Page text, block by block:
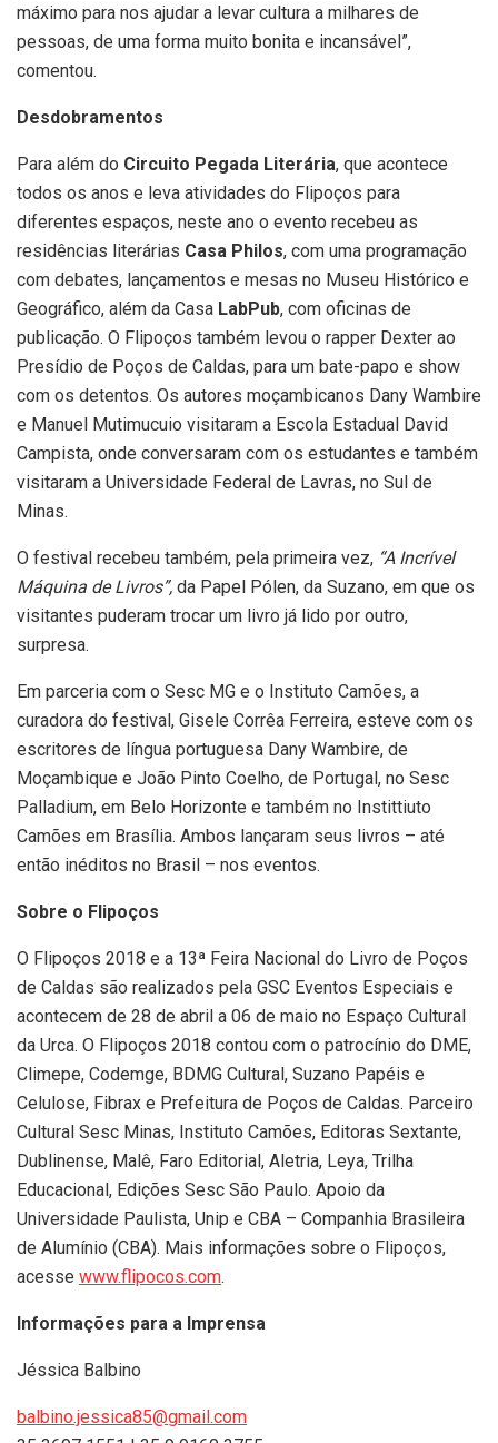
máximo para nos ajudar a levar cultura a milhares de
pessoas, de uma forma muito bonita e incansável”,
comentou.
Desdobramentos
Para além do Circuito Pegada Literária, que acontece
todos os anos e leva atividades do Flipoços para
diferentes espaços, neste ano o evento recebeu as
residências literárias Casa Philos, com uma programação
com debates, lançamentos e mesas no Museu Histórico e
Geográfico, além da Casa LabPub, com oficinas de
publicação. O Flipoços também levou o rapper Dexter ao
Presídio de Poços de Caldas, para um bate-papo e show
com os detentos. Os autores moçambicanos Dany Wambire
e Manuel Mutimucuio visitaram a Escola Estadual David
Campista, onde conversaram com os estudantes e também
visitaram a Universidade Federal de Lavras, no Sul de
Minas.
O festival recebeu também, pela primeira vez, “A Incrível
Máquina de Livros”, da Papel Pólen, da Suzano, em que os
visitantes puderam trocar um livro já lido por outro,
surpresa.
Em parceria com o Sesc MG e o Instituto Camões, a
curadora do festival, Gisele Corrêa Ferreira, esteve com os
escritores de língua portuguesa Dany Wambire, de
Moçambique e João Pinto Coelho, de Portugal, no Sesc
Palladium, em Belo Horizonte e também no Instittiuto
Camões em Brasília. Ambos lançaram seus livros – até
então inéditos no Brasil – nos eventos.
Sobre o Flipoços
O Flipoços 2018 e a 13ª Feira Nacional do Livro de Poços
de Caldas são realizados pela GSC Eventos Especiais e
acontecem de 28 de abril a 06 de maio no Espaço Cultural
da Urca. O Flipoços 2018 contou com o patrocínio do DME,
Climepe, Codemge, BDMG Cultural, Suzano Papéis e
Celulose, Fibrax e Prefeitura de Poços de Caldas. Parceiro
Cultural Sesc Minas, Instituto Camões, Editoras Sextante,
Dublinense, Malê, Faro Editorial, Aletria, Leya, Trilha
Educacional, Edições Sesc São Paulo. Apoio da
Universidade Paulista, Unip e CBA – Companhia Brasileira
de Alumínio (CBA). Mais informações sobre o Flipoços,
acesse www.flipocos.com.
Informações para a Imprensa
Jéssica Balbino
balbino.jessica85@gmail.com